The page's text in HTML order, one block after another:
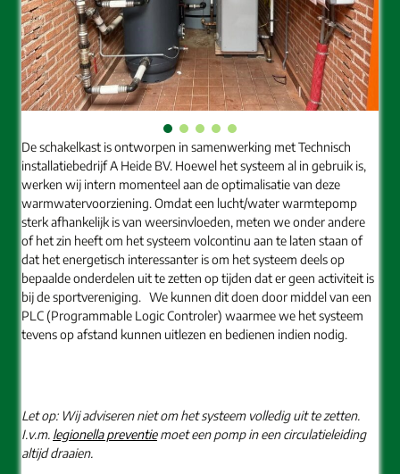
De schakelkast is ontworpen in samenwerking met Technisch
installatiebedrijf A Heide BV. Hoewel het systeem al in gebruik is,
werken wij intern momenteel aan de optimalisatie van deze
warmwatervoorziening. Omdat een lucht/water warmtepomp
sterk afhankelijk is van weersinvloeden, meten we onder andere
of het zin heeft om het systeem volcontinu aan te laten staan of
dat het energetisch interessanter is om het systeem deels op
bepaalde onderdelen uit te zetten op tijden dat er geen activiteit is
bij de sportvereniging. We kunnen dit doen door middel van een
PLC (Programmable Logic Controler) waarmee we het systeem
tevens op afstand kunnen uitlezen en bedienen indien nodig.
Let op: Wij adviseren niet om het systeem volledig uit te zetten.
I.v.m. legionella preventiemoet een pomp in een circulatieleiding
altijd draaien.